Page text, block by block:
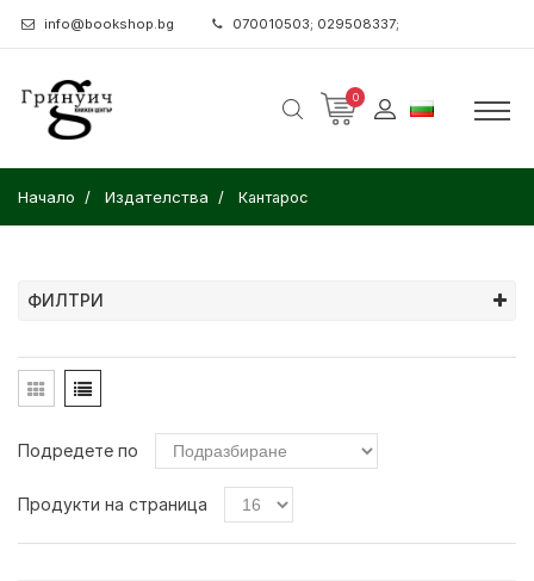
info@bookshop.bg 070010503; 029508337;
0
Начало Издателства Кантарос
ФИЛТРИ
Подредете по
Продукти на страница